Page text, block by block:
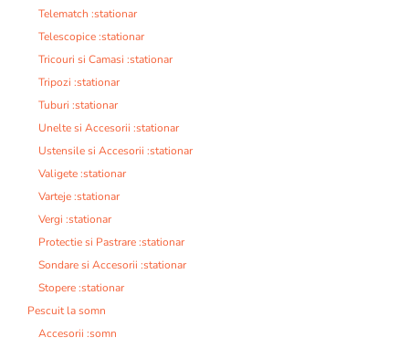
Telematch :stationar
Telescopice :stationar
Tricouri si Camasi :stationar
Tripozi :stationar
Tuburi :stationar
Unelte si Accesorii :stationar
Ustensile si Accesorii :stationar
Valigete :stationar
Varteje :stationar
Vergi :stationar
Protectie si Pastrare :stationar
Sondare si Accesorii :stationar
Stopere :stationar
Pescuit la somn
Accesorii :somn